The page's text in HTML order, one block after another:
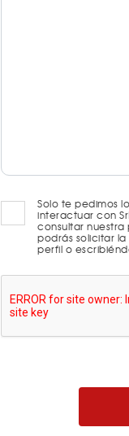
Solo te pedimos
interactuar con
consultar
podrás solicitar
perfil o